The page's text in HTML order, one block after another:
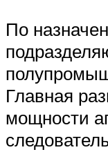
По
Главная
мощности